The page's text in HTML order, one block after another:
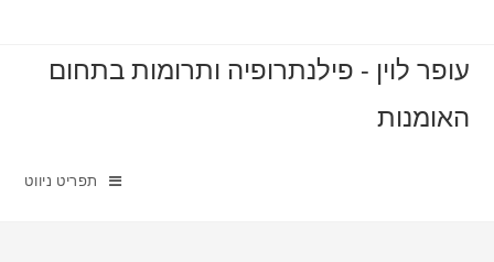
עופר לוין - פילנתרופיה ותרומות בתחום
האומנות
תפריט ניווט